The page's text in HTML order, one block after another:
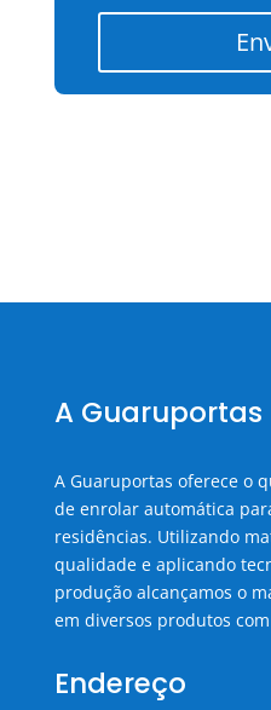
A Guaruportas
A Guaruportas oferece o
de enrolar automática
residências. Utilizando
qualidade e aplicando
produção alcançamos o
em diversos produtos
Endereço